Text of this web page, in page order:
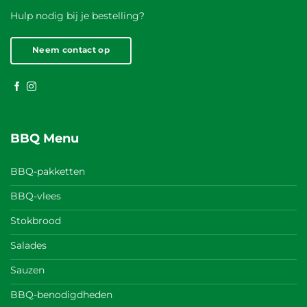
Hulp nodig bij je bestelling?
Neem contact op
BBQ Menu
BBQ-pakketten
BBQ-vlees
Stokbrood
Salades
Sauzen
BBQ-benodigdheden